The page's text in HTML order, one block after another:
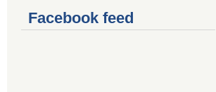
Facebook feed